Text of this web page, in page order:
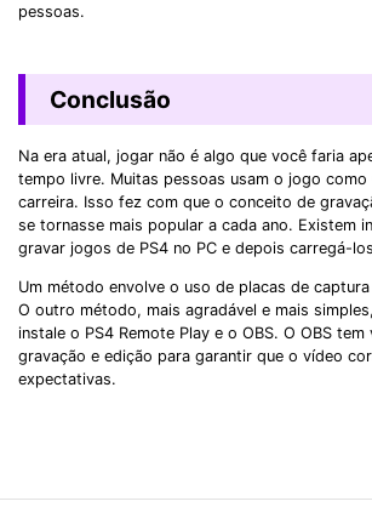
pessoas.
Conclusão
Na era atual, jogar não é algo que você faria
tempo livre. Muitas pessoas usam o jogo como
carreira. Isso fez com que o conceito de
se tornasse mais popular a cada ano. Existem
gravar jogos de PS4 no PC e depois carregá-
Um método envolve o uso de placas de
O outro método, mais agradável e mais
instale o PS4 Remote Play e o OBS. O OBS
gravação e edição para garantir que o vídeo
expectativas.